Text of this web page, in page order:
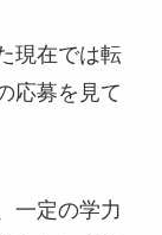
現在では転
応募を見て
一定の学力